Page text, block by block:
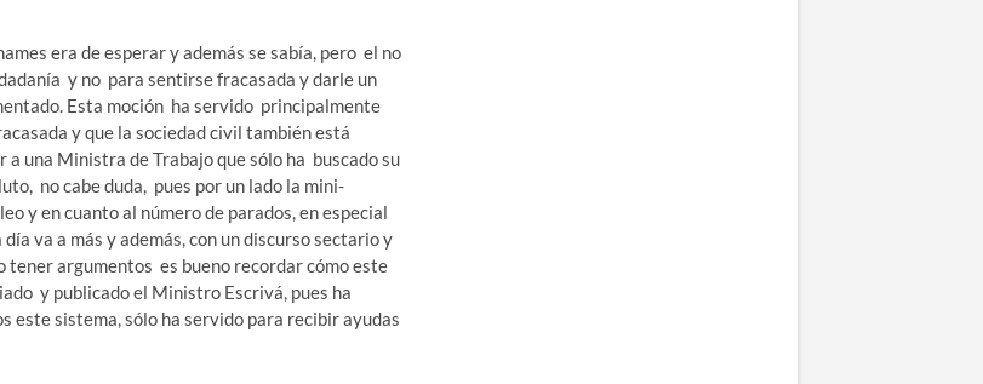
era de esperar y además se sabía, pero el no
y no para sentirse fracasada y darle un
Esta moción ha servido principalmente
y que la sociedad civil también está
una Ministra de Trabajo que sólo ha buscado su
no cabe duda, pues por un lado la mini-
y en cuanto al número de parados, en especial
va a más y además, con un discurso sectario y
tener argumentos es bueno recordar cómo este
y publicado el Ministro Escrivá, pues ha
este sistema, sólo ha servido para recibir ayudas